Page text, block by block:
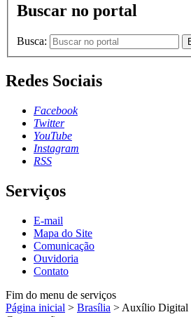
Buscar no portal
Busca:
Redes Sociais
Facebook
Twitter
YouTube
Instagram
RSS
Serviços
E-mail
Mapa do Site
Comunicação
Ouvidoria
Contato
Fim do menu de serviços
Página inicial > Brasília > Auxílio Digital